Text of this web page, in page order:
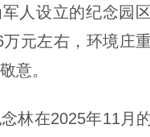
人设立的纪念园
元左右，环境庄
意。
林在2025年11月